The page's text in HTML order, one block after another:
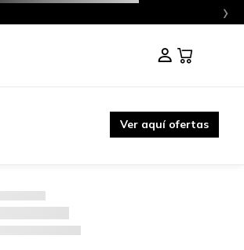
›
Ver aquí ofertas